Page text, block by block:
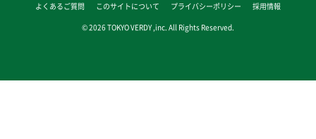
よくあるご質問 このサイトについて プライバシーポリシー
採用情報
© 2026 TOKYO VERDY ,inc. All Rights Reserved.